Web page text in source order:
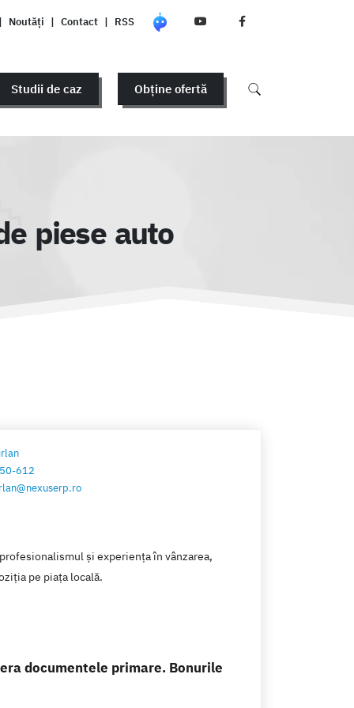
| Noutăți | Contact | RSS
Studii de caz Obține ofertă
piese auto
612
și experiența în vânzarea,
pe piața locală.
documentele primare. Bonurile